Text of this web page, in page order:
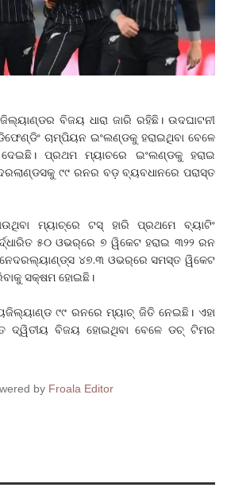
ବିଜୟ ଧାରା ଜାରି ରହିଛି। ଉଦଘାଟନୀ
ଚାମ୍ପିୟନ ଇଂଲଣ୍ଡକୁ ହରାଇଥିବା ବେଳେ
ପ୍ରଥମ ମ୍ୟାଚରେ ଇଂଲଣ୍ଡକୁ ହରାଇ
୯୯ ରନର ବଡ଼ ବ୍ୟବଧାନରେ ପରାସ୍ତ
ମ୍ୟାଚ୍‌ରେ ଟସ୍‌ ହାରି ପ୍ରଥମେ ବ୍ୟାଟିଂ
୫୦ ଓଭର୍‌ରେ ୭ ୱିକେଟ ହରାଇ ୩୨୨ ରନ
ନେଦରଲ୍ୟାଣ୍ଡ୍ସ ୪୭.୩ ଓଭର୍‌ରେ ସମସ୍ତ ୱିକେଟ
ସକ୍ଷମ ହୋଇଛି।
୯୯ ରନରେ ମ୍ୟାଚ୍ ଜିତି ନେଇଛି। ଏହା
ଦ୍ୱିତୀୟ ବିଜୟ ହୋଇଥିବା ବେଳେ ଡଚ୍‌ ଟିମର
by Froala Editor